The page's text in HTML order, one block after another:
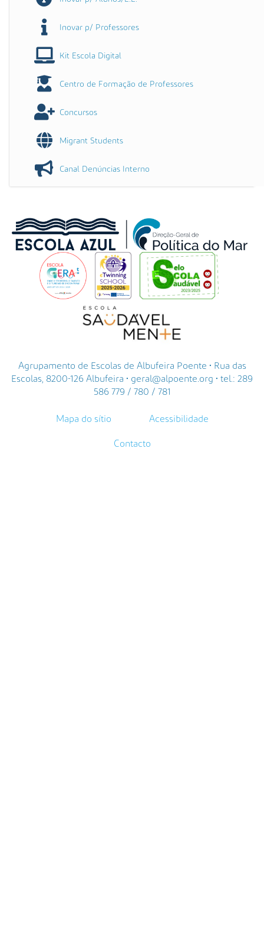
Inovar p/ Professores
Kit Escola Digital
Centro de Formação de Professores
Concursos
Migrant Students
Canal Denúncias Interno
Agrupamento de Escolas de Albufeira Poente • Rua das
Escolas, 8200-126 Albufeira • geral@alpoente.org • tel.: 289
586 779 / 780 / 781
Mapa do sítio Acessibilidade
Contacto